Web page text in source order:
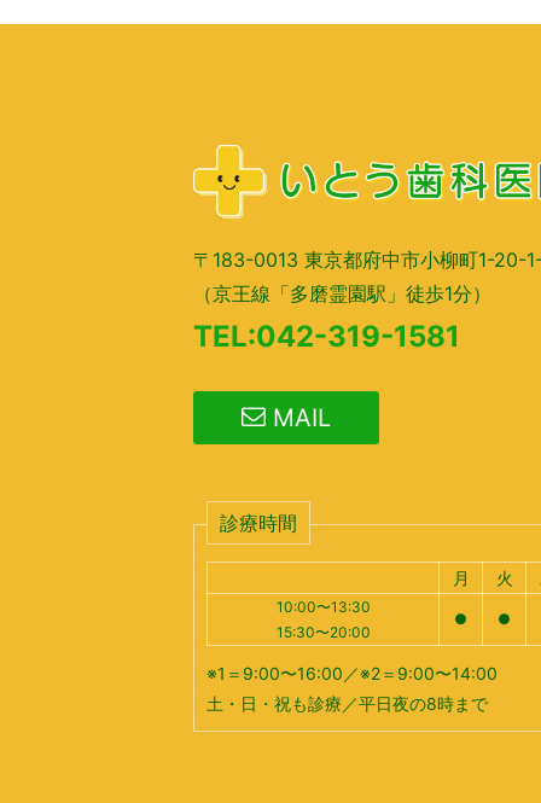
〒183-0013 東京都府中市小柳町1-20-
（京王線「多磨霊園駅」徒歩1分）
TEL:042-319-1581
MAIL
診療時間
月 火
10:00〜13:30
15:30〜20:00
● ●
※1＝9:00〜16:00／※2＝9:00〜14:00
土・日・祝も診療／平日夜の8時まで